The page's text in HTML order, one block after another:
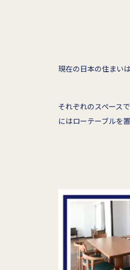
現在の日本の住まい
それぞれのスペース
にはローテーブルを